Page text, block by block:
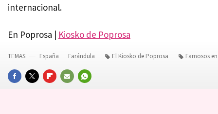
internacional.
En Poprosa | Kiosko de Poprosa
FACEBOOKTWITTERFLIPBOARD
E-
WHATSAPP
TEMAS España Farándula El Kiosko de Poprosa Famosos